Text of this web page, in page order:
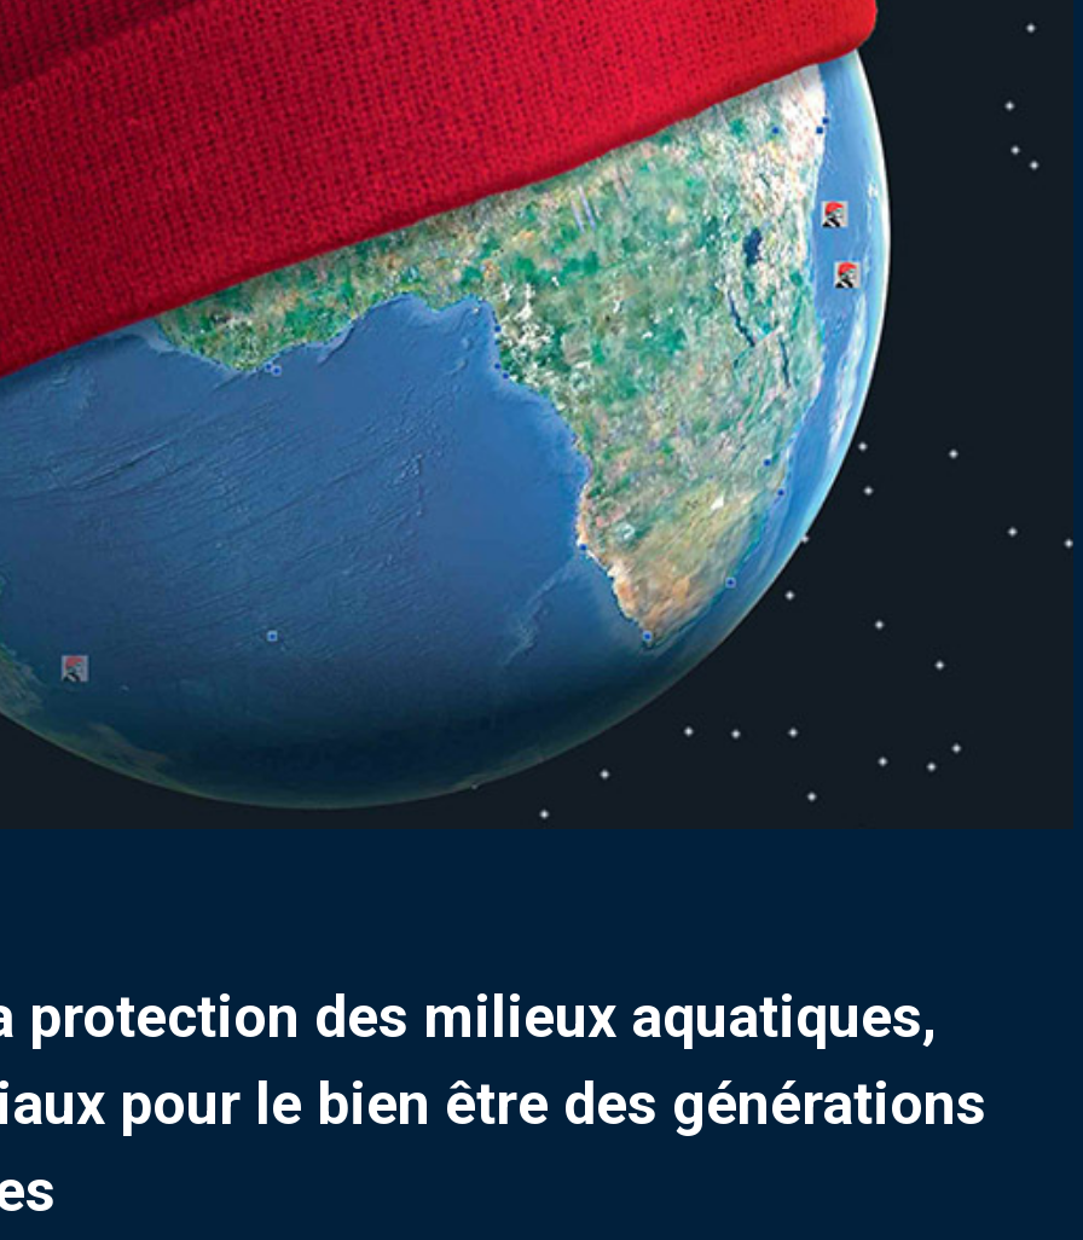
protection des milieux aquatiques,
pour le bien être des générations